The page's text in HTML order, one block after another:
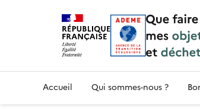
Accueil — Que Faire de mes
Accueil Qui sommes-nous ?